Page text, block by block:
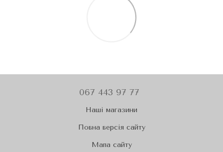
067 443 97 77
Наші магазини
Повна версія сайту
Мапа сайту